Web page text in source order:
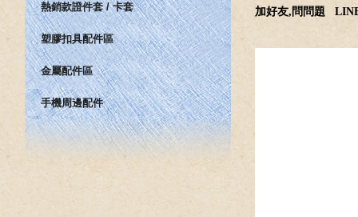
熱銷款證件套 / 卡套
塑膠扣具配件區
金屬配件區
手機周邊配件
加好友,問問題